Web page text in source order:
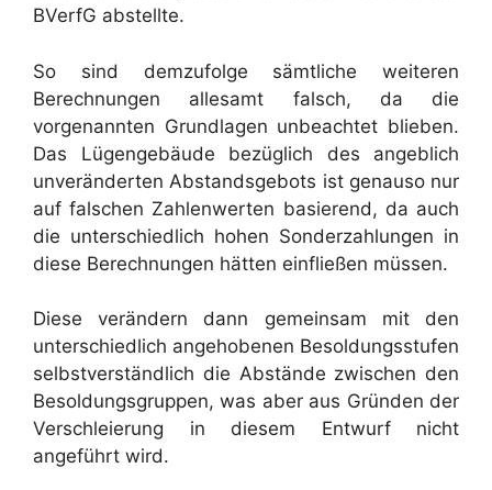
BVerfG abstellte.
So sind demzufolge sämtliche weiteren
Berechnungen allesamt falsch, da die
vorgenannten Grundlagen unbeachtet blieben.
Das Lügengebäude bezüglich des angeblich
unveränderten Abstandsgebots ist genauso nur
auf falschen Zahlenwerten basierend, da auch
die unterschiedlich hohen Sonderzahlungen in
diese Berechnungen hätten einfließen müssen.
Diese verändern dann gemeinsam mit den
unterschiedlich angehobenen Besoldungsstufen
selbstverständlich die Abstände zwischen den
Besoldungsgruppen, was aber aus Gründen der
Verschleierung in diesem Entwurf nicht
angeführt wird.